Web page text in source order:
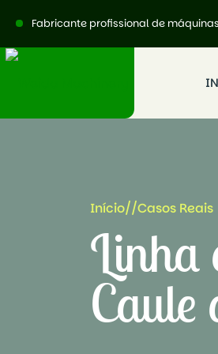
Fabricante profissional de
Início//Casos Reais
Linha